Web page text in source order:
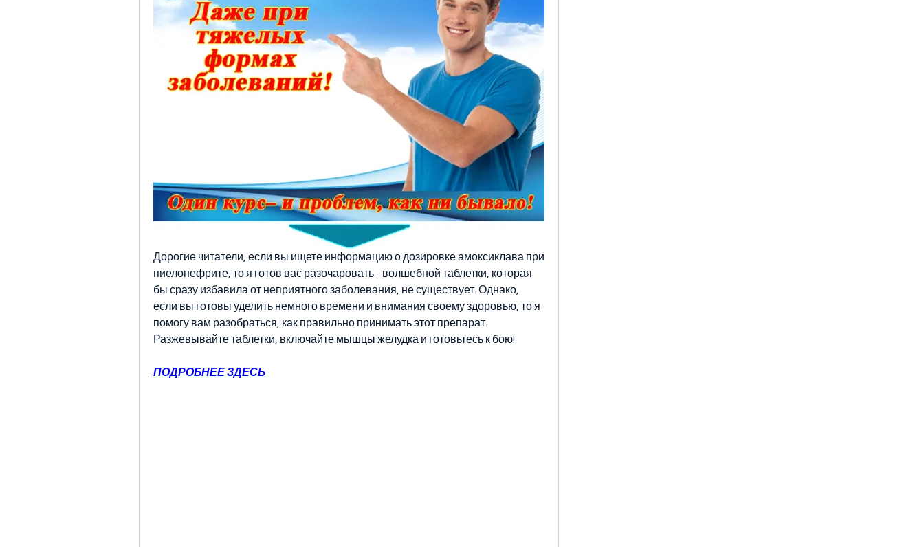
Дорогие читатели, если вы ищете информацию о дозировке амоксиклава при
пиелонефрите, то я готов вас разочаровать - волшебной таблетки, которая
бы сразу избавила от неприятного заболевания, не существует. Однако,
если вы готовы уделить немного времени и внимания своему здоровью, то я
помогу вам разобраться, как правильно принимать этот препарат.
Разжевывайте таблетки, включайте мышцы желудка и готовьтесь к бою!
ПОДРОБНЕЕ ЗДЕСЬ